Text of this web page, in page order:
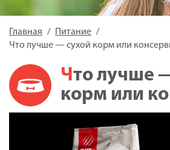
Главная
Питание
Что лучше — сухой корм или
Что лучше — сухой
корм или